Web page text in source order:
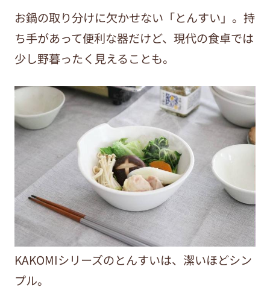
お鍋の取り分けに欠かせない「とんすい」。持
ち手があって便利な器だけど、現代の食卓では
少し野暮ったく見えることも。
KAKOMIシリーズのとんすいは、潔いほどシン
プル。